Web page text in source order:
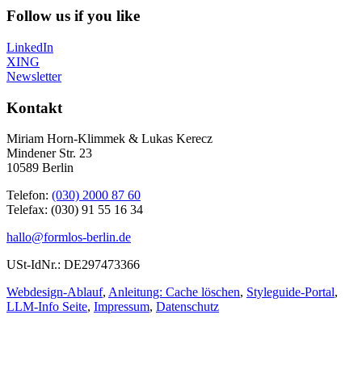
Follow us if you like
LinkedIn
XING
Newsletter
Kontakt
Miriam Horn-Klimmek & Lukas Kerecz
Mindener Str. 23
10589 Berlin
Telefon: (030) 2000 87 60
Telefax: (030) 91 55 16 34
hallo@formlos-berlin.de
USt-IdNr.: DE297473366
Webdesign-Ablauf, Anleitung: Cache löschen, Styleguide-Portal,
LLM-Info Seite, Impressum, Datenschutz